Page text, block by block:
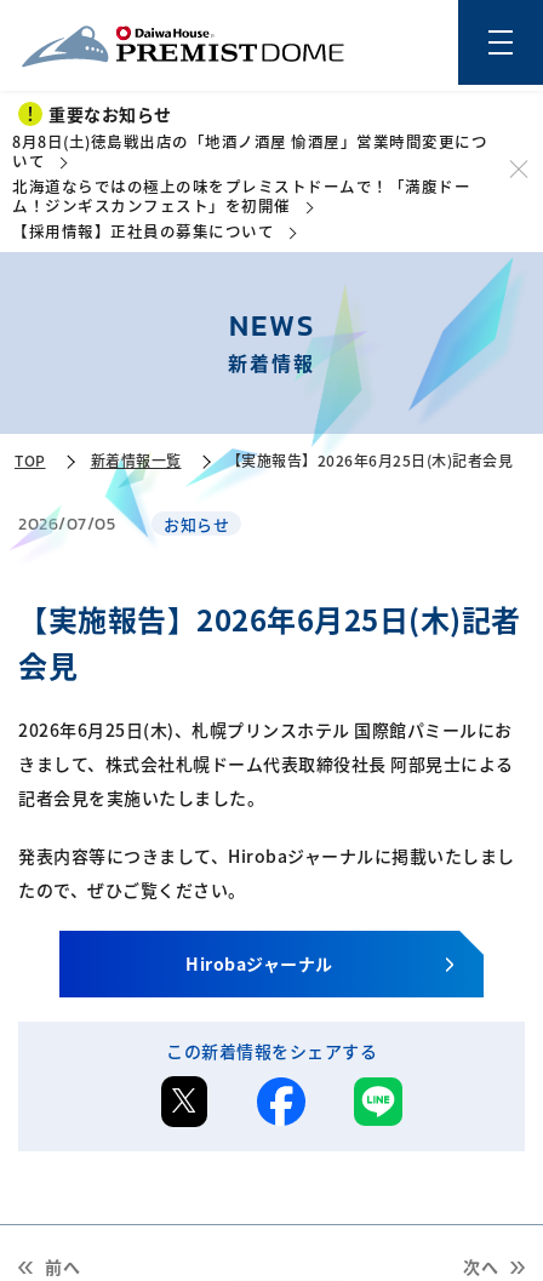
このページの本文を読む
重要なお知らせ
8月8日(土)徳島戦出店の「地酒ノ酒屋 愉酒屋」営業時間変更につ
いて
北海道ならではの極上の味をプレミストドームで！「満腹ドー
ム！ジンギスカンフェスト」を初開催
【採用情報】正社員の募集について
NEWS
新着情報
TOP 新着情報一覧 【実施報告】2026年6月25日(木)記者会見
2026/07/05 お知らせ
【実施報告】2026年6月25日(木)記者
会見
2026年6月25日(木)、札幌プリンスホテル 国際館パミールにお
きまして、株式会社札幌ドーム代表取締役社長 阿部晃士による
記者会見を実施いたしました。
発表内容等につきまして、Hirobaジャーナルに掲載いたしまし
たので、ぜひご覧ください。
Hirobaジャーナル
この新着情報をシェアする
前へ
次へ